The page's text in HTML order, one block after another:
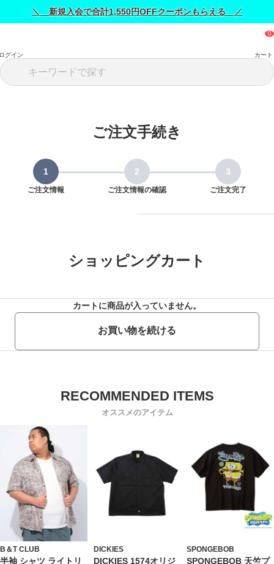
＼ 新規入会で合計1,550円OFFクーポンもらえる ／
グイン カート
ご注文手続き
ご注文情報 ご注文情報の確認 ご注文完了
ショッピングカート
カートに商品が入っていません。
お買い物を続ける
オススメのアイテム
B＆T CLUB
半袖 シャツ ライトリ
DICKIES
DICKIES 1574オリジ
SPONGEBOB
SPONGEBOB 天竺プ